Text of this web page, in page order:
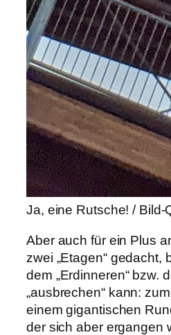
Ja, eine Rutsche! / Bild-
Aber auch für ein Plus
zwei „Etagen“ gedacht,
dem „Erdinneren“ bzw.
„ausbrechen“ kann:
einem gigantischen
der sich aber ergangen